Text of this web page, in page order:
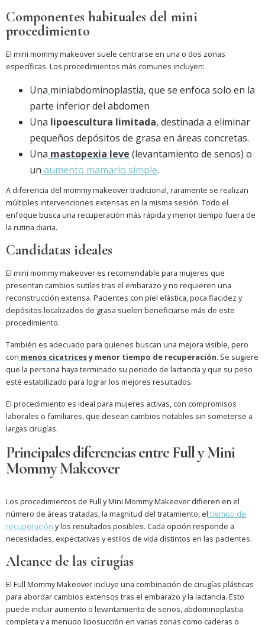
Componentes habituales del mini
procedimiento
El mini mommy makeover suele centrarse en una o dos zonas
específicas. Los procedimientos más comunes incluyen:
Una miniabdominoplastia, que se enfoca solo en la
parte inferior del abdomen
Una lipoescultura limitada, destinada a eliminar
pequeños depósitos de grasa en áreas concretas.
Una mastopexia leve (levantamiento de senos) o
un aumento mamario simple.
A diferencia del mommy makeover tradicional, raramente se realizan
múltiples intervenciones extensas en la misma sesión. Todo el
enfoque busca una recuperación más rápida y menor tiempo fuera de
la rutina diaria.
Candidatas ideales
El mini mommy makeover es recomendable para mujeres que
presentan cambios sutiles tras el embarazo y no requieren una
reconstrucción extensa. Pacientes con piel elástica, poca flacidez y
depósitos localizados de grasa suelen beneficiarse más de este
procedimiento.
También es adecuado para quienes buscan una mejora visible, pero
con menos cicatricesy menor tiempo de recuperación. Se sugiere
que la persona haya terminado su periodo de lactancia y que su peso
esté estabilizado para lograr los mejores resultados.
El procedimiento es ideal para mujeres activas, con compromisos
laborales o familiares, que desean cambios notables sin someterse a
largas cirugías.
Principales diferencias entre Full y Mini
Mommy Makeover
Los procedimientos de Full y Mini Mommy Makeover difieren en el
número de áreas tratadas, la magnitud del tratamiento, el tiempo de
recuperación y los resultados posibles. Cada opción responde a
necesidades, expectativas y estilos de vida distintos en las pacientes.
Alcance de las cirugías
El Full Mommy Makeover incluye una combinación de cirugías plásticas
para abordar cambios extensos tras el embarazo y la lactancia. Esto
puede incluir aumento o levantamiento de senos, abdominoplastia
completa y a menudo liposucción en varias zonas como caderas o